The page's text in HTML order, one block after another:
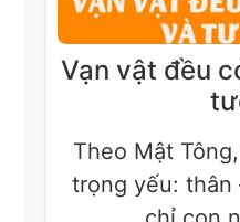
Vạn vật đều
Theo Mật
trọng yếu: thân